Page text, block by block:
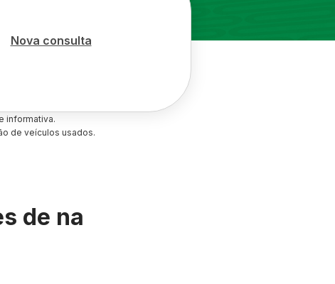
Nova consulta
informativa.
de veículos usados.
de na